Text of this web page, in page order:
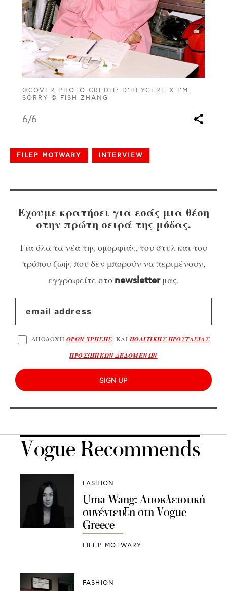
©COVER PHOTO CREDIT: D’HEYGERE X I’M
SORRY © FISH ZHANG
6/6
FILEP MOTWARY INTERVIEW
Έχουμε κρατήσει για εσάς μια θέση
στην πρώτη σειρά της μόδας.
Για όλα τα νέα της ομορφιάς, του στυλ και του
τρόπου ζωής που δεν μπορούν να περιμένουν,
εγγραφείτε στο newsletterμας.
ΑΠΟΔΟΧΗ ΟΡΩΝ ΧΡΗΣΗΣ, ΚΑΙΠΟΛΙΤΙΚΗΣ ΠΡΟΣΤΑΣΙΑΣ
ΠΡΟΣΩΠΙΚΩΝ ΔΕΔΟΜΕΝΩΝ
SIGN UP
Vogue Recommends
FASHION
Uma Wang: Αποκλειστική
συνέντευξη στη Vogue
Greece
FILEP MOTWARY
FASHION